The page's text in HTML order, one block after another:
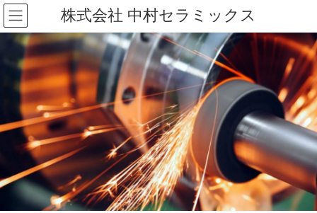
コ
ン
テ
ツ
ッ
ナ
ビ
ゲ
シ
移
株式会社 中村セラミックス